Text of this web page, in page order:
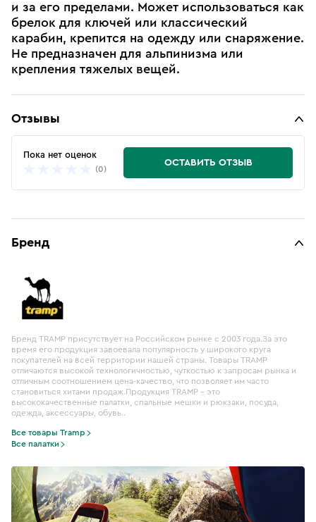
и за его пределами. Может использоваться как
брелок для ключей или классический
карабин, крепится на одежду или снаряжение.
Не предназначен для альпинизма или
крепления тяжелых вещей.
Отзывы
Пока нет оценок
(0)
ОСТАВИТЬ ОТЗЫВ
Бренд
Бренд TRAMP присутствует на Российском рынке с 2003 года.За это
время его продукция завоевала популярность у широкого круга
покупателей на всей территории нашей страны. Товары TRAMP
отличаются высокой технологичностью, чуткостью к запросам рынка и
отличным соотношением цена-качество, что позволяет им часто
становиться хитами продаж.Продукция TRAMP – это
высококачественные палатки, спальные мешки и рюкзаки, посуда,
одежда, аксессуары, обувь..
Все товары Tramp
Все палатки